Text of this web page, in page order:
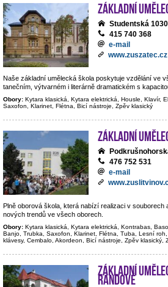
Základní
Studentská
415 740 368
e-mail
www.zuszatec.cz
Naše základní umělecká škola poskytuje vzdělání ve
tanečním, výtvarném i literárně dramatickém s
Obory: Kytara klasická, Kytara elektrická, Housle, Klavír,
Saxofon, Klarinet, Flétna, Bicí nástroje, Zpěv klasický
Základní
476 752 531
e-mail
Plně oborová škola, která nabízí realizaci v souborech
nových trendů ve všech oborech.
Obory: Kytara klasická, Kytara elektrická, Kontrabas,
Banjo, Trubka, Saxofon, Klarinet, Flétna, Tuba, Lesní
klávesy, Cembalo, Akordeon, Bicí nástroje, Zpěv klasický,
Základní
Randové